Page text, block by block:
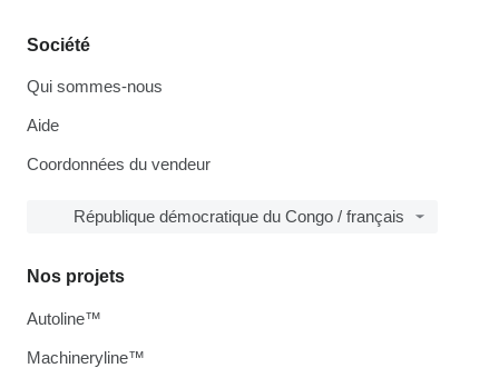
Société
Qui sommes-nous
Aide
Coordonnées du vendeur
République démocratique du Congo / français
Nos projets
Autoline™
Machineryline™